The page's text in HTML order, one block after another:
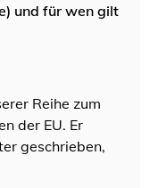
und für wen gilt
Reihe zum
der EU. Er
geschrieben,